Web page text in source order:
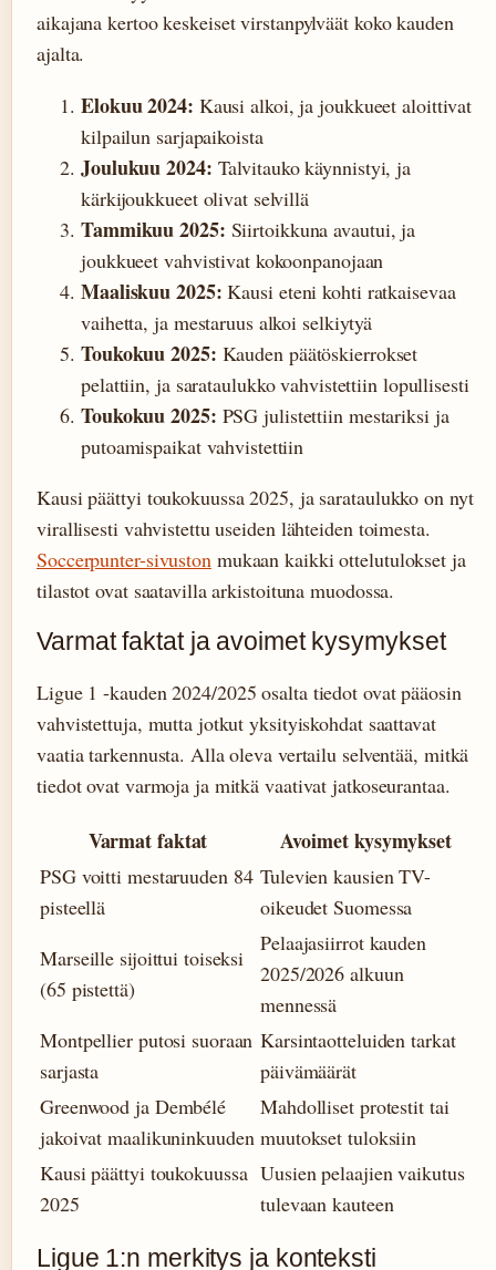
aikajana kertoo keskeiset virstanpylväät koko kauden
ajalta.
Elokuu 2024: Kausi alkoi, ja joukkueet aloittivat
kilpailun sarjapaikoista
Joulukuu 2024: Talvitauko käynnistyi, ja
kärkijoukkueet olivat selvillä
Tammikuu 2025: Siirtoikkuna avautui, ja
joukkueet vahvistivat kokoonpanojaan
Maaliskuu 2025: Kausi eteni kohti ratkaisevaa
vaihetta, ja mestaruus alkoi selkiytyä
Toukokuu 2025: Kauden päätöskierrokset
pelattiin, ja sarataulukko vahvistettiin lopullisesti
Toukokuu 2025: PSG julistettiin mestariksi ja
putoamispaikat vahvistettiin
Kausi päättyi toukokuussa 2025, ja sarataulukko on nyt
virallisesti vahvistettu useiden lähteiden toimesta.
Soccerpunter-sivustonmukaan kaikki ottelutulokset ja
tilastot ovat saatavilla arkistoituna muodossa.
Varmat faktat ja avoimet kysymykset
Ligue 1 -kauden 2024/2025 osalta tiedot ovat pääosin
vahvistettuja, mutta jotkut yksityiskohdat saattavat
vaatia tarkennusta. Alla oleva vertailu selventää, mitkä
tiedot ovat varmoja ja mitkä vaativat jatkoseurantaa.
Varmat faktat Avoimet kysymykset
PSG voitti mestaruuden 84
pisteellä
Tulevien kausien TV-
oikeudet Suomessa
Marseille sijoittui toiseksi
(65 pistettä)
Pelaajasiirrot kauden
2025/2026 alkuun
mennessä
Montpellier putosi suoraan
sarjasta
Karsintaotteluiden tarkat
päivämäärät
Greenwood ja Dembélé
jakoivat maalikuninkuuden
Mahdolliset protestit tai
muutokset tuloksiin
Kausi päättyi toukokuussa
2025
Uusien pelaajien vaikutus
tulevaan kauteen
Ligue 1:n merkitys ja konteksti